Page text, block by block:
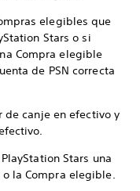
elegibles que
Stars o si
Compra elegible
de PSN correcta
de canje en efectivo y
Stars una
la Compra elegible.